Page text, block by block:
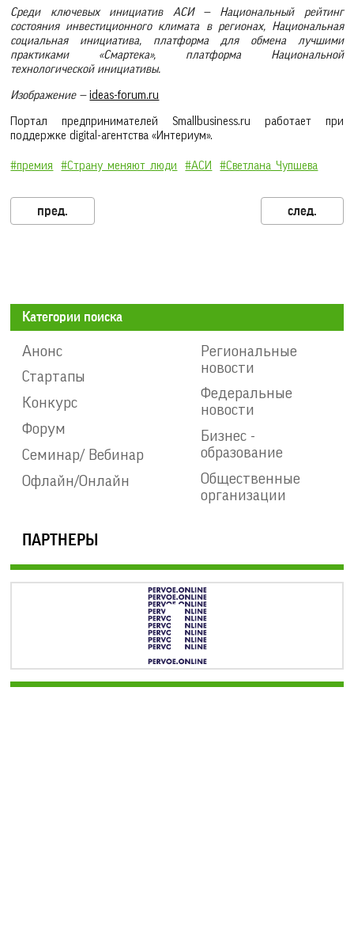
Среди ключевых инициатив АСИ — Национальный рейтинг
состояния инвестиционного климата в регионах, Национальная
социальная инициатива, платформа для обмена лучшими
практиками «Смартека», платформа Национальной
технологической инициативы.
Изображение —ideas-forum.ru
Портал предпринимателей Smallbusiness.ru работает при
поддержке digital-агентства «Интериум».
#премия #Страну_меняют_люди #АСИ #Светлана_Чупшева
Категории поиска
Анонс
Стартапы
Конкурс
Форум
Семинар/ Вебинар
Офлайн/Онлайн
Региональные
новости
Федеральные
новости
Бизнес -
образование
Общественные
организации
ПАРТНЕРЫ